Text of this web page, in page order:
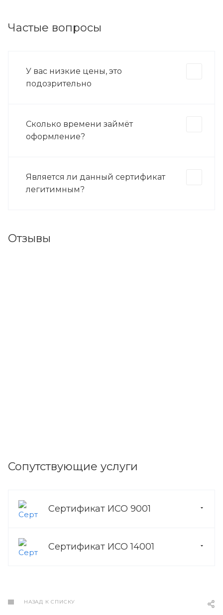
Частые вопросы
У вас низкие цены, это
подозрительно
Сколько времени займёт
оформление?
Является ли данный сертификат
легитимным?
Отзывы
Сопутствующие услуги
Сертификат ИСО 9001
Сертификат ИСО 14001
НАЗАД К СПИСКУ